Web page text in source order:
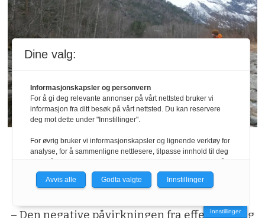
Debatt
Ofres laksefisken for grønn
energi?
– Den negative påvirkningen fra effektkjøring
Innstillinger
Dine valg:
Informasjonskapsler og personvern
For å gi deg relevante annonser på vårt nettsted bruker vi
informasjon fra ditt besøk på vårt nettsted. Du kan reservere
deg mot dette under "Innstillinger".
For øvrig bruker vi informasjonskapsler og lignende verktøy for
analyse, for å sammenligne nettlesere, tilpasse innhold til deg
personvernerklæring.
du få relevante annonser på nettstedene til medlemmene i
nettverket basert på informasjon fra dine besøk på tvers av
Avvis alle Godta valgte Innstillinger